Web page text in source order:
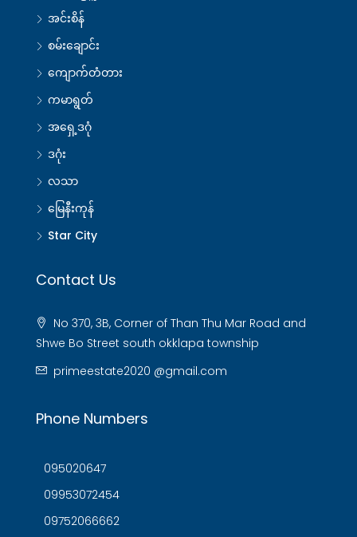
အင်းစိန်
စမ်းချောင်း
ကျောက်တံတား
ကမာရွတ်
အရှေ့ဒဂုံ
ဒဂုံး
လသာ
မြေနီးကုန်
Star City
Contact Us
No 370, 3B, Corner of Than Thu Mar Road and
Shwe Bo Street south okklapa township
primeestate2020 @gmail.com
Phone Numbers
095020647
09953072454
09752066662